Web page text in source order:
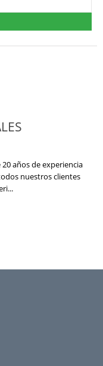
años de experiencia
nuestros clientes